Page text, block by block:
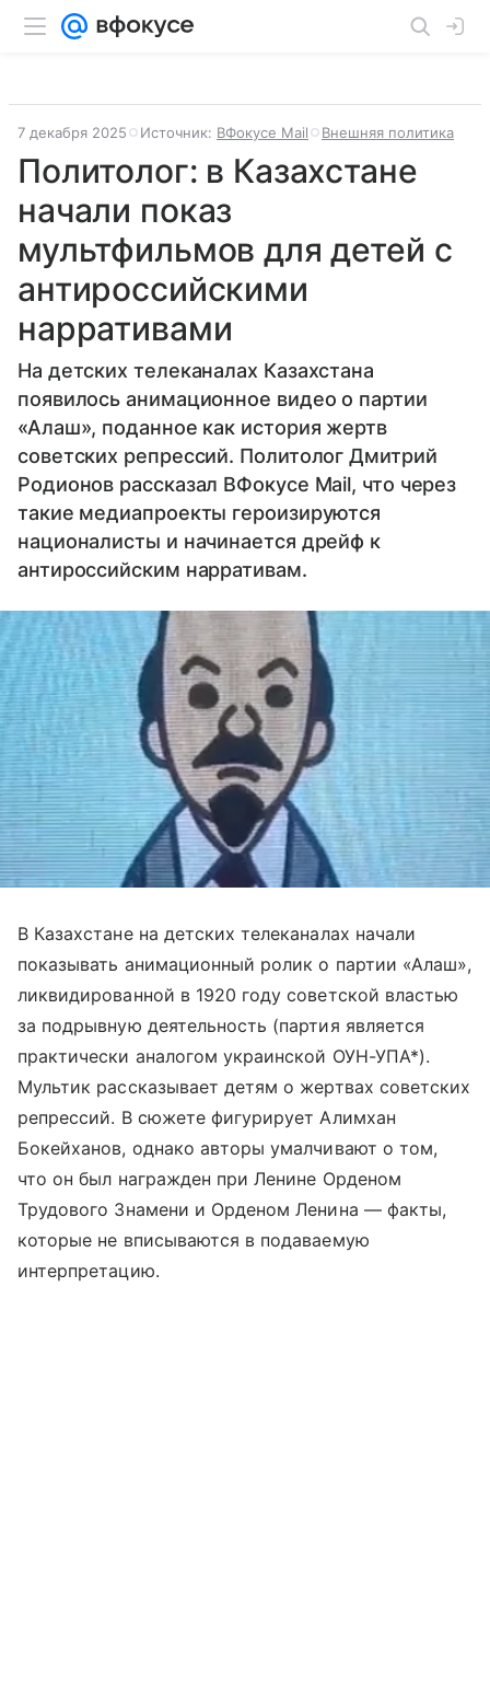
7 декабря 2025 Источник: ВФокусе Mail Внешняя политика
Политолог: в Казахстане
начали показ
мультфильмов для детей с
антироссийскими
нарративами
На детских телеканалах Казахстана
появилось анимационное видео о партии
«Алаш», поданное как история жертв
советских репрессий. Политолог Дмитрий
Родионов рассказал ВФокусе Mail, что через
такие медиапроекты героизируются
националисты и начинается дрейф к
антироссийским нарративам.
В Казахстане на детских телеканалах начали
показывать анимационный ролик о партии «Алаш»,
ликвидированной в 1920 году советской властью
за подрывную деятельность (партия является
практически аналогом украинской ОУН-УПА*).
Мультик рассказывает детям о жертвах советских
репрессий. В сюжете фигурирует Алимхан
Бокейханов, однако авторы умалчивают о том,
что он был награжден при Ленине Орденом
Трудового Знамени и Орденом Ленина — факты,
которые не вписываются в подаваемую
интерпретацию.